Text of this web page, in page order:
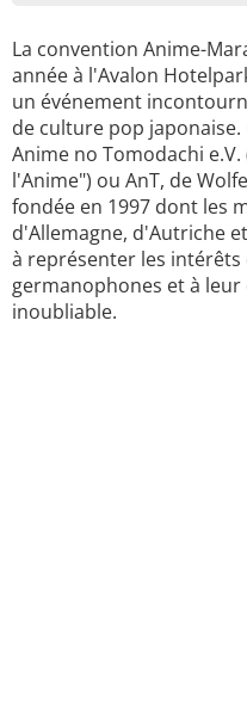
La convention Anime-
année à l'Avalon
un événement
de culture pop
Anime no Tomodachi
l'Anime") ou AnT, de
fondée en 1997 dont les
d'Allemagne, d'Autriche
à représenter les intérêts
germanophones et à
inoubliable.